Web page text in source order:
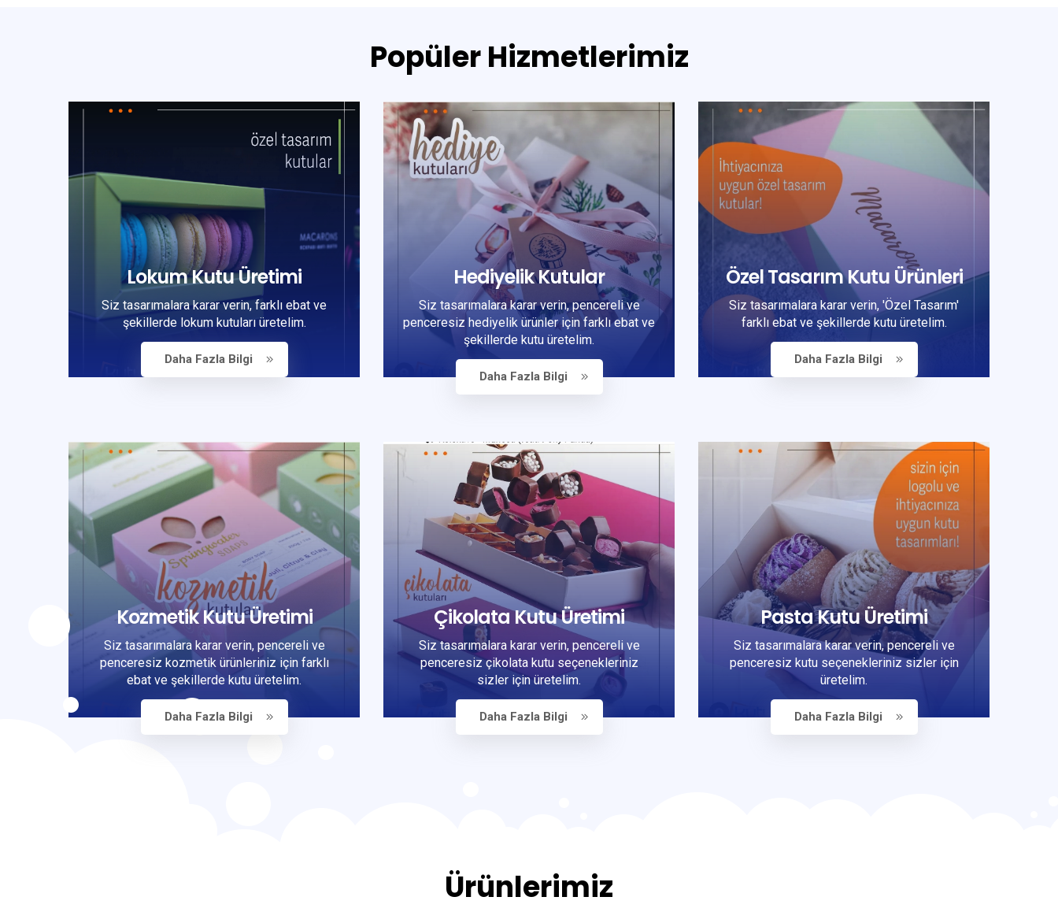
Popüler Hizmetlerimiz
Lokum Kutu Üretimi
Siz tasarımalara karar verin, farklı ebat ve
şekillerde lokum kutuları üretelim.
Daha Fazla Bilgi
Hediyelik Kutular
Siz tasarımalara karar verin, pencereli ve
penceresiz hediyelik ürünler için farklı ebat ve
şekillerde kutu üretelim.
Daha Fazla Bilgi
Özel Tasarım Kutu Ürünleri
Siz tasarımalara karar verin, 'Özel Tasarım'
farklı ebat ve şekillerde kutu üretelim.
Daha Fazla Bilgi
Kozmetik Kutu Üretimi
Siz tasarımalara karar verin, pencereli ve
penceresiz kozmetik ürünleriniz için farklı
ebat ve şekillerde kutu üretelim.
Daha Fazla Bilgi
Çikolata Kutu Üretimi
Siz tasarımalara karar verin, pencereli ve
penceresiz çikolata kutu seçenekleriniz
sizler için üretelim.
Daha Fazla Bilgi
Pasta Kutu Üretimi
Siz tasarımalara karar verin, pencereli ve
penceresiz kutu seçenekleriniz sizler için
üretelim.
Daha Fazla Bilgi
Ürünlerimiz